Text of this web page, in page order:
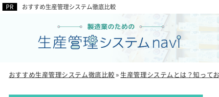
おすすめ生産管理システム徹底比較
おすすめ生産管理システム徹底比較» 生産管理システムとは？知って